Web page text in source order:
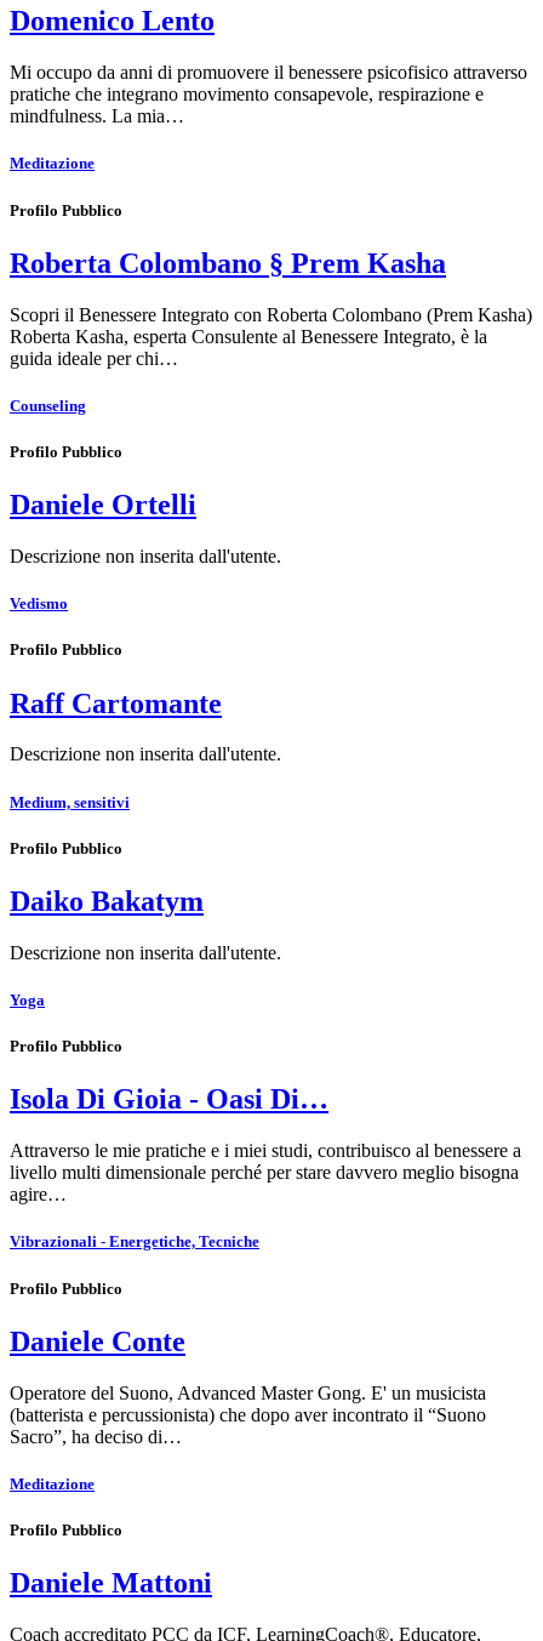
Domenico Lento
Mi occupo da anni di promuovere il benessere psicofisico attraverso
pratiche che integrano movimento consapevole, respirazione e
mindfulness. La mia…
Meditazione
Profilo Pubblico
Roberta Colombano § Prem Kasha
Scopri il Benessere Integrato con Roberta Colombano (Prem Kasha)
Roberta Kasha, esperta Consulente al Benessere Integrato, è la
guida ideale per chi…
Counseling
Profilo Pubblico
Daniele Ortelli
Descrizione non inserita dall'utente.
Vedismo
Profilo Pubblico
Raff Cartomante
Descrizione non inserita dall'utente.
Medium, sensitivi
Profilo Pubblico
Daiko Bakatym
Descrizione non inserita dall'utente.
Yoga
Profilo Pubblico
Isola Di Gioia - Oasi Di…
Attraverso le mie pratiche e i miei studi, contribuisco al benessere a
livello multi dimensionale perché per stare davvero meglio bisogna
agire…
Vibrazionali - Energetiche, Tecniche
Profilo Pubblico
Daniele Conte
Operatore del Suono, Advanced Master Gong. E' un musicista
(batterista e percussionista) che dopo aver incontrato il “Suono
Sacro”, ha deciso di…
Meditazione
Profilo Pubblico
Daniele Mattoni
Coach accreditato PCC da ICF, LearningCoach®, Educatore,